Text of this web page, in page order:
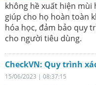
không hề xuất hiện mùi
giúp cho họ hoàn toàn
hóa học, đảm bảo quy
cho người tiêu dùng.
CheckVN: Quy trình
15/06/2023 | 08:37:15